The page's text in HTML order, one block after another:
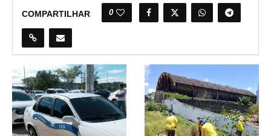
COMPARTILHAR 0